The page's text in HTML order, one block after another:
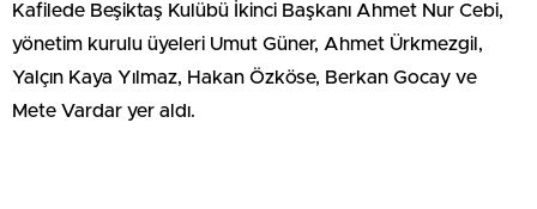
Kafilede Beşiktaş Kulübü İkinci Başkanı Ahmet Nur Cebi,
yönetim kurulu üyeleri Umut Güner, Ahmet Ürkmezgil,
Yalçın Kaya Yılmaz, Hakan Özköse, Berkan Gocay ve
Mete Vardar yer aldı.